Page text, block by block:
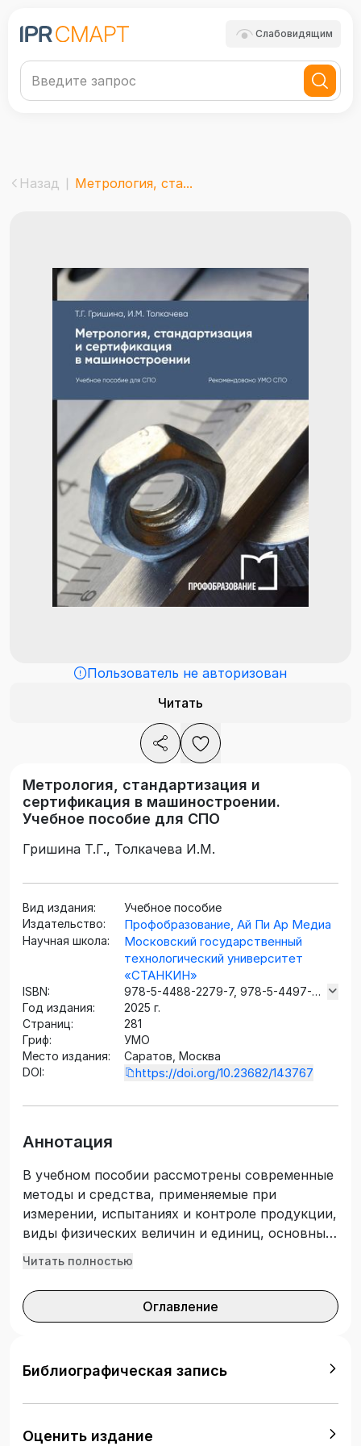
Слабовидящим
Назад Метрология, ста...
Пользователь не авторизован
Читать
Метрология, стандартизация и
сертификация в машиностроении.
Учебное пособие для СПО
Гришина Т.Г., Толкачева И.М.
Вид издания:
Учебное пособие
Издательство:
Профобразование, Ай Пи Ар Медиа
Научная школа:
Московский государственный
технологический университет
«СТАНКИН»
ISBN:
978-5-4488-2279-7, 978-5-4497-
3722-9
Год издания:
2025 г.
Страниц:
281
Гриф:
УМО
Место издания:
Саратов, Москва
DOI:
https://doi.org/10.23682/143767
Аннотация
В учебном пособии рассмотрены современные
методы и средства, применяемые при
измерении, испытаниях и контроле продукции,
виды физических величин и единиц, основные
понятия метрологии, методы измерения,
и системы. Приведены основные определения,
дана классификация испытаний, методы
аттестации испытательного оборудования.
продукции, показаны схемы сертификации,
рассмотрены особенности сертификации
Читать полностью
Оглавление
Библиографическая запись
Оценить издание